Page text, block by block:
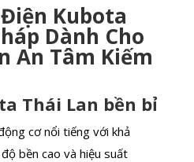
Kubota
Dành Cho
An Tâm Kiếm
Thái Lan bền bỉ
cơ nổi tiếng với khả
bền cao và hiệu suất